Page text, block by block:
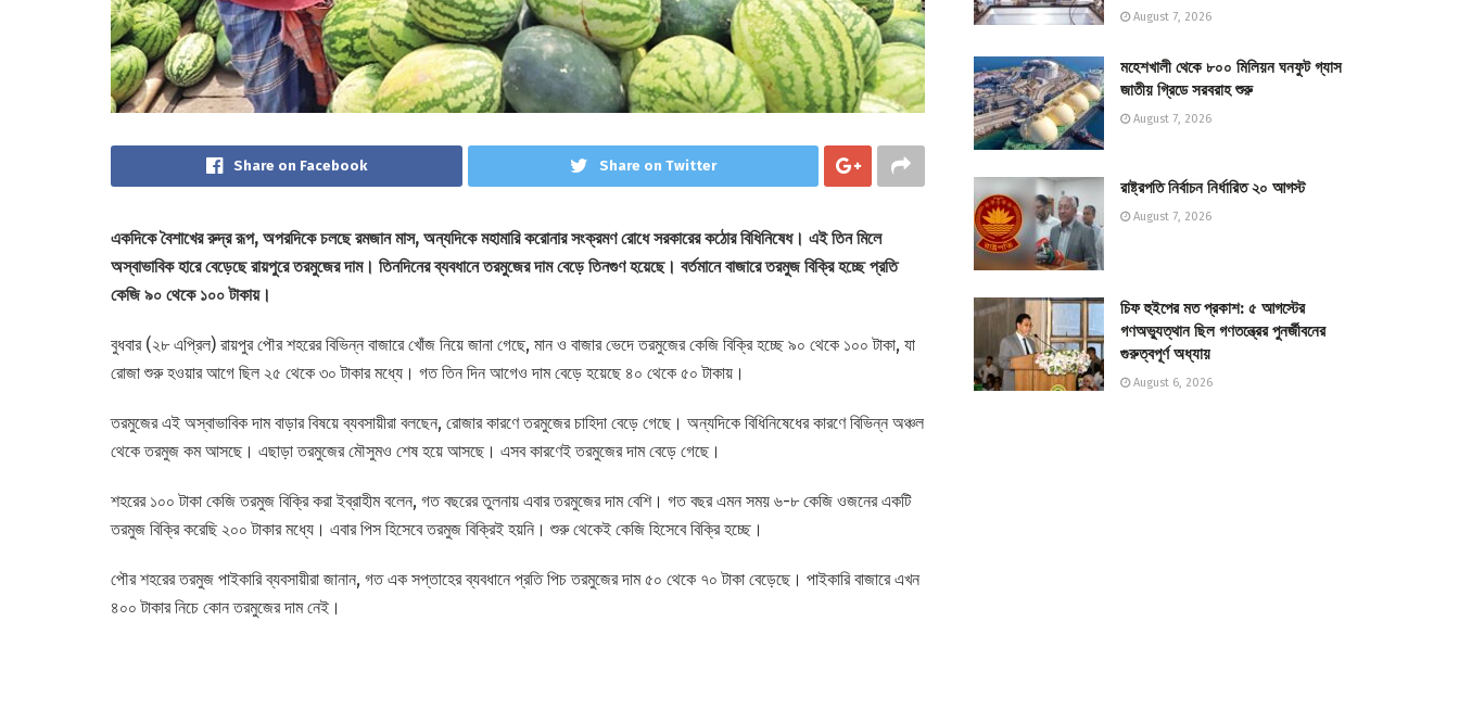
Share on Facebook Share on Twitter
একদিকে বৈশাখের রুদ্র রূপ, অপরদিকে চলছে রমজান মাস, অন্যদিকে মহামারি করোনার সংক্রমণ রোধে সরকারের কঠোর বিধিনিষেধ। এই তিন মিলে
অস্বাভাবিক হারে বেড়েছে রায়পুরে তরমুজের দাম। তিনদিনের ব্যবধানে তরমুজের দাম বেড়ে তিনগুণ হয়েছে। বর্তমানে বাজারে তরমুজ বিক্রি হচ্ছে প্রতি
কেজি ৯০ থেকে ১০০ টাকায়।
বুধবার (২৮ এপ্রিল) রায়পুর পৌর শহরের বিভিন্ন বাজারে খোঁজ নিয়ে জানা গেছে, মান ও বাজার ভেদে তরমুজের কেজি বিক্রি হচ্ছে ৯০ থেকে ১০০ টাকা, যা
রোজা শুরু হওয়ার আগে ছিল ২৫ থেকে ৩০ টাকার মধ্যে। গত তিন দিন আগেও দাম বেড়ে হয়েছে ৪০ থেকে ৫০ টাকায়।
তরমুজের এই অস্বাভাবিক দাম বাড়ার বিষয়ে ব্যবসায়ীরা বলছেন, রোজার কারণে তরমুজের চাহিদা বেড়ে গেছে। অন্যদিকে বিধিনিষেধের কারণে বিভিন্ন অঞ্চল
থেকে তরমুজ কম আসছে। এছাড়া তরমুজের মৌসুমও শেষ হয়ে আসছে। এসব কারণেই তরমুজের দাম বেড়ে গেছে।
শহরের ১০০ টাকা কেজি তরমুজ বিক্রি করা ইব্রাহীম বলেন, গত বছরের তুলনায় এবার তরমুজের দাম বেশি। গত বছর এমন সময় ৬-৮ কেজি ওজনের একটি
তরমুজ বিক্রি করেছি ২০০ টাকার মধ্যে। এবার পিস হিসেবে তরমুজ বিক্রিই হয়নি। শুরু থেকেই কেজি হিসেবে বিক্রি হচ্ছে।
পৌর শহরের তরমুজ পাইকারি ব্যবসায়ীরা জানান, গত এক সপ্তাহের ব্যবধানে প্রতি পিচ তরমুজের দাম ৫০ থেকে ৭০ টাকা বেড়েছে। পাইকারি বাজারে এখন
৪০০ টাকার নিচে কোন তরমুজের দাম নেই।
August 7, 2026
মহেশখালী থেকে ৮০০ মিলিয়ন ঘনফুট গ্যাস
জাতীয় গ্রিডে সরবরাহ শুরু
August 7, 2026
রাষ্ট্রপতি নির্বাচন নির্ধারিত ২০ আগস্ট
August 7, 2026
চিফ হুইপের মত প্রকাশ: ৫ আগস্টের
গণঅভ্যুত্থান ছিল গণতন্ত্রের পুনর্জীবনের
গুরুত্বপূর্ণ অধ্যায়
August 6, 2026